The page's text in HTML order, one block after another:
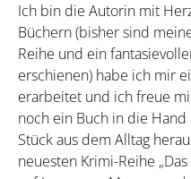
Ich bin die Autorin mit
Büchern (bisher sind
Reihe und ein
erschienen) habe ich mir
erarbeitet und ich freue
noch ein Buch in die
Stück aus dem Alltag
neuesten Krimi-Reihe